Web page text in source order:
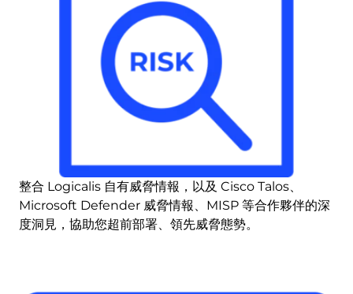
整合 Logicalis 自有威脅情報，以及 Cisco Talos、
Microsoft Defender 威脅情報、MISP 等合作夥伴的深
度洞見，協助您超前部署、領先威脅態勢。